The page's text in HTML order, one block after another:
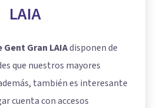
LAIA
Gent Gran LAIAdisponen de
que nuestros mayores
también es interesante
cuenta con accesos